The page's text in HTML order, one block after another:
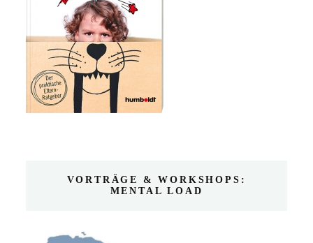
VORTRÄGE & WORKSHOPS:
MENTAL LOAD